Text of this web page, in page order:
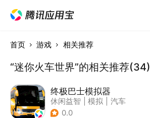
首页 游戏 相关推荐
“迷你火车世界”的相关推荐(34)
终极巴士模拟器
休闲益智 模拟
汽车
| 写实
0.0